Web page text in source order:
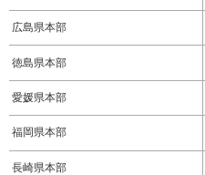
広島県本部
徳島県本部
愛媛県本部
福岡県本部
長崎県本部